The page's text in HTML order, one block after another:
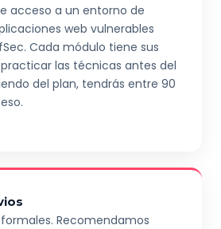
acceso a un entorno de
web vulnerables
Cada módulo tiene sus
las técnicas antes del
del plan, tendrás entre 90
Recomendamos